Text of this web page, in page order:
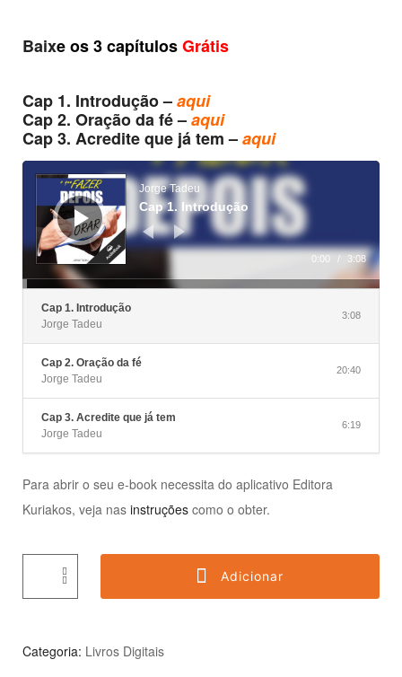
Baixe os 3 capítulosGrátis
Cap 1. Introdução –aqui
Cap 2. Oração da fé –aqui
Cap 3. Acredite que já tem –aqui
Reprodutor
Jorge Tadeu
Cap 1. Introdução
0:00 / 3:08
Cap 1. Introdução
Jorge Tadeu
3:08
Cap 2. Oração da fé
Jorge Tadeu
20:40
Cap 3. Acredite que já tem
Jorge Tadeu
6:19
Para abrir o seu e-book necessita do aplicativo Editora
Kuriakos, veja nas instruções como o obter.
Adicionar
Categoria: Livros Digitais